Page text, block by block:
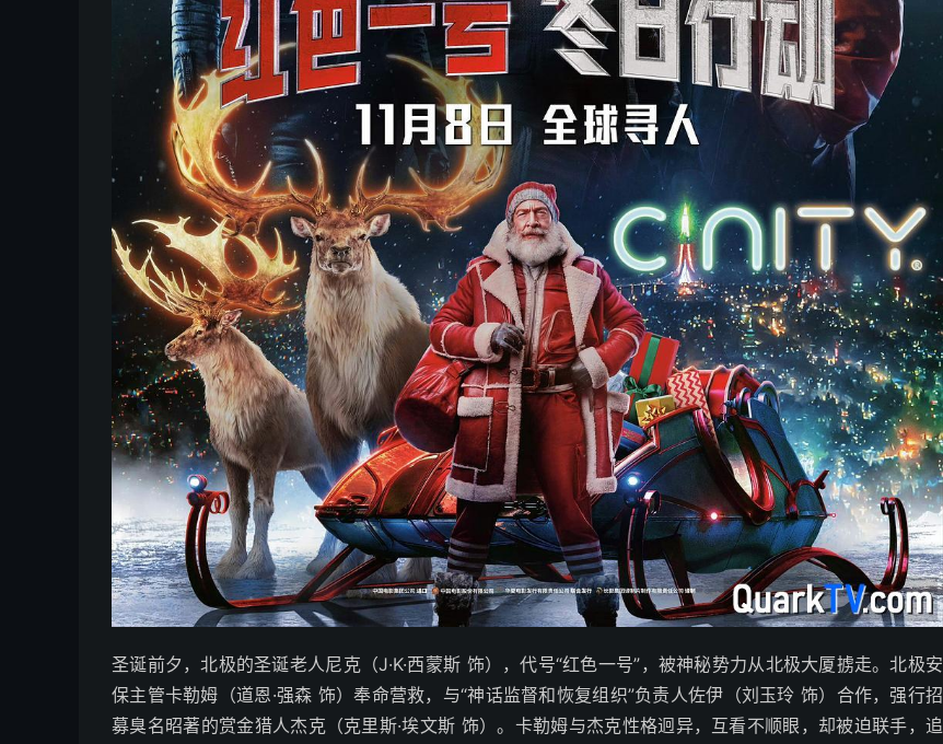
圣诞前夕，北极的圣诞老人尼克（J·K·西蒙斯 饰），代号“红色一号”，被神秘势力从北极大厦掳走。北极安
保主管卡勒姆（道恩·强森 饰）奉命营救，与“神话监督和恢复组织”负责人佐伊（刘玉玲 饰）合作，强行招
募臭名昭著的赏金猎人杰克（克里斯·埃文斯 饰）。卡勒姆与杰克性格迥异，互看不顺眼，却被迫联手，追